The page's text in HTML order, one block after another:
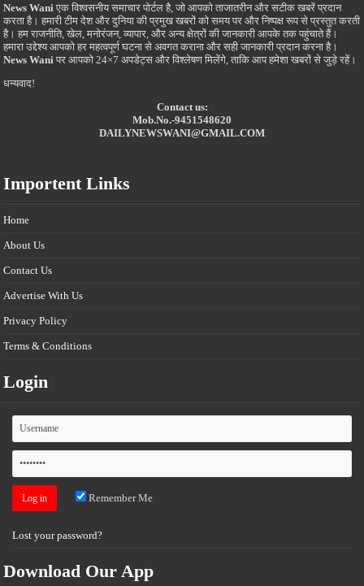
News Wani एक विश्वसनीय समाचार पोर्टल है, जो आपको ताजातरीन और सटीक खबरें प्रदान
करता है। हमारी टीम देश और दुनिया की प्रमुख खबरों को समय पर और निष्पक्ष रूप से प्रस्तुत करती
है। हम राजनीति, खेल, मनोरंजन, व्यापार, और अन्य क्षेत्रों की जानकारी आपके तक पहुंचाते हैं।
हमारा उद्देश्य आपको हर महत्वपूर्ण घटना से अवगत कराना और सही जानकारी प्रदान करना है।
News Wani पर आपको 24×7 अपडेट्स और विश्लेषण मिलेंगे, ताकि आप हमेशा खबरों से जुड़े रहें।
धन्यवाद!
Contact us:
Mob.No.-9451548620
DAILYNEWSWANI@GMAIL.COM
Importent Links
Home
About Us
Contact Us
Advertise With Us
Privacy Policy
Terms & Conditions
Login
Remember Me
Lost your password?
Download Our App